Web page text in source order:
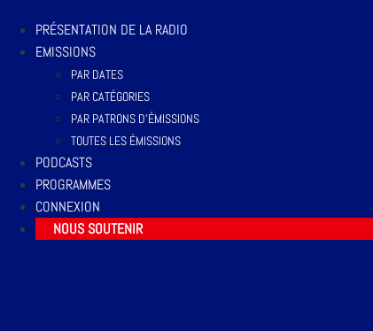
PRÉSENTATION DE LA RADIO
EMISSIONS
PAR DATES
PAR CATÉGORIES
PAR PATRONS D’ÉMISSIONS
TOUTES LES ÉMISSIONS
PODCASTS
PROGRAMMES
CONNEXION
NOUS SOUTENIR